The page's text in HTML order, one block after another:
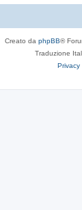
Creato da phpBB®
Traduzione
Privacy